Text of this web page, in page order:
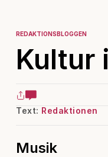
REDAKTIONSBLOGGEN
Kultur
Text: Redaktionen
Musik